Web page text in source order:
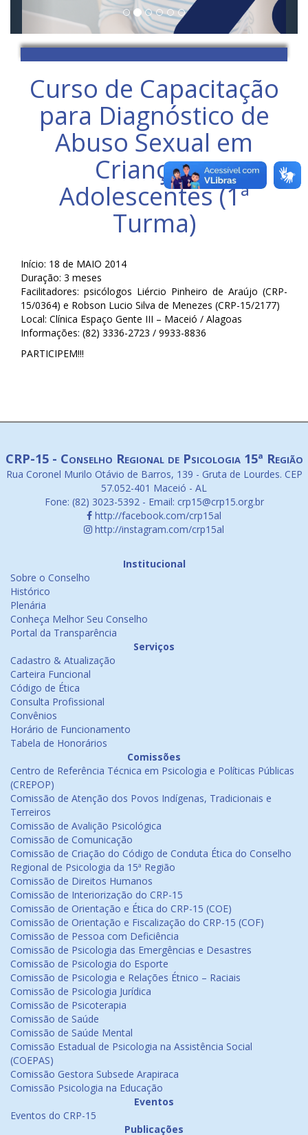
Curso de Capacitação
para Diagnóstico de
Abuso Sexual em
Crianças e
Adolescentes (1ª
Turma)
Início: 18 de MAIO 2014
Duração: 3 meses
Facilitadores: psicólogos Liércio Pinheiro de Araújo (CRP-
15/0364) e Robson Lucio Silva de Menezes (CRP-15/2177)
Local: Clínica Espaço Gente III – Maceió / Alagoas
Informações: (82) 3336-2723 / 9933-8836
PARTICIPEM!!!
CRP-15 - Conselho Regional de Psicologia 15ª Região
Rua Coronel Murilo Otávio de Barros, 139 - Gruta de Lourdes. CEP
57.052-401 Maceió - AL
Fone: (82) 3023-5392 - Email: crp15@crp15.org.br
http://facebook.com/crp15al
http://instagram.com/crp15al
Institucional
Sobre o Conselho
Histórico
Plenária
Conheça Melhor Seu Conselho
Portal da Transparência
Serviços
Cadastro & Atualização
Carteira Funcional
Código de Ética
Consulta Profissional
Convênios
Horário de Funcionamento
Tabela de Honorários
Comissões
Centro de Referência Técnica em Psicologia e Políticas Públicas
(CREPOP)
Comissão de Atenção dos Povos Indígenas, Tradicionais e
Terreiros
Comissão de Avalição Psicológica
Comissão de Comunicação
Comissão de Criação do Código de Conduta Ética do Conselho
Regional de Psicologia da 15ª Região
Comissão de Direitos Humanos
Comissão de Interiorização do CRP-15
Comissão de Orientação e Ética do CRP-15 (COE)
Comissão de Orientação e Fiscalização do CRP-15 (COF)
Comissão de Pessoa com Deficiência
Comissão de Psicologia das Emergências e Desastres
Comissão de Psicologia do Esporte
Comissão de Psicologia e Relações Étnico – Raciais
Comissão de Psicologia Jurídica
Comissão de Psicoterapia
Comissão de Saúde
Comissão de Saúde Mental
Comissão Estadual de Psicologia na Assistência Social
(COEPAS)
Comissão Gestora Subsede Arapiraca
Comissão Psicologia na Educação
Eventos
Eventos do CRP-15
Publicações